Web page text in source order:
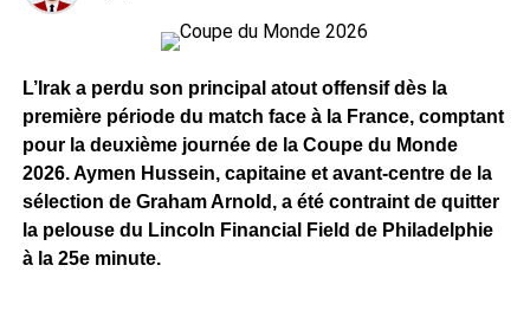
L’Irak a perdu son principal atout offensif dès la
première période du match face à la France, comptant
pour la deuxième journée de la Coupe du Monde
2026. Aymen Hussein, capitaine et avant-centre de la
sélection de Graham Arnold, a été contraint de quitter
la pelouse du Lincoln Financial Field de Philadelphie
à la 25e minute.